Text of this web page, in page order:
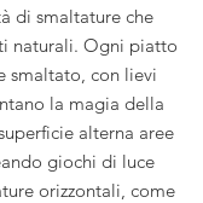
di smaltature che
naturali. Ogni piatto
smaltato, con lievi
la magia della
alterna aree
giochi di luce
orizzontali, come